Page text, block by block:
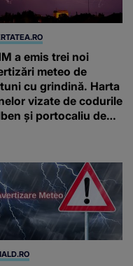
a emis trei noi
meteo de
cu grindină. Harta
vizate de codurile
și portocaliu de